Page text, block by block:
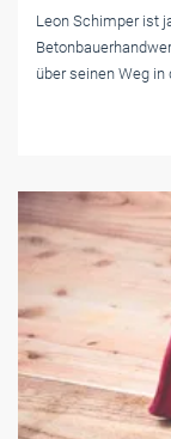
Leon Schimper ist
über seinen Weg in